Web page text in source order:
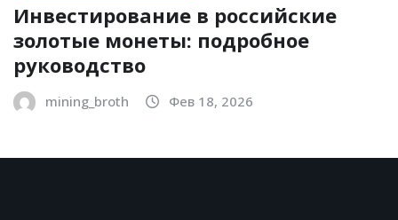
Инвестирование в российские
золотые монеты: подробное
руководство
mining_broth Фев 18, 2026